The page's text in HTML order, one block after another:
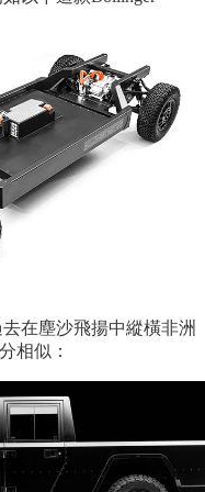
在塵沙飛揚中縱橫非洲
相似：